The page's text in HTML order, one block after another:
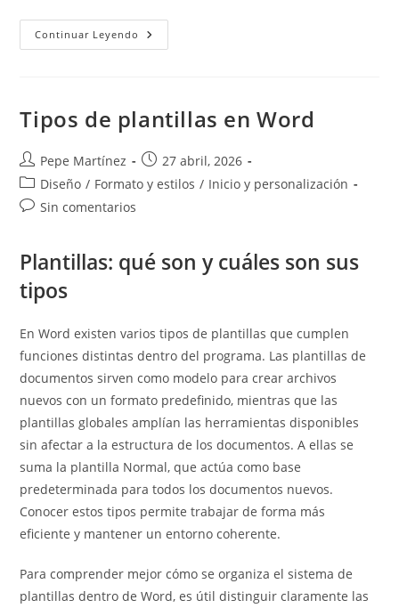
Continuar Leyendo Plantillas
Globales
Para
Tipos de plantillas en Word
Autor
de
la
entrada:
Pepe Martínez
Publicación
de
la
27 abril, 2026
Categoría
de
Diseño / Formato y estilos / Inicio y personalización
Comentarios
entrada:
Sin comentarios
Plantillas: qué son y cuáles son sus
tipos
En Word existen varios tipos de plantillas que cumplen
funciones distintas dentro del programa. Las plantillas de
documentos sirven como modelo para crear archivos
nuevos con un formato predefinido, mientras que las
plantillas globales amplían las herramientas disponibles
sin afectar a la estructura de los documentos. A ellas se
suma la plantilla Normal, que actúa como base
predeterminada para todos los documentos nuevos.
Conocer estos tipos permite trabajar de forma más
eficiente y mantener un entorno coherente.
Para comprender mejor cómo se organiza el sistema de
plantillas dentro de Word, es útil distinguir claramente las